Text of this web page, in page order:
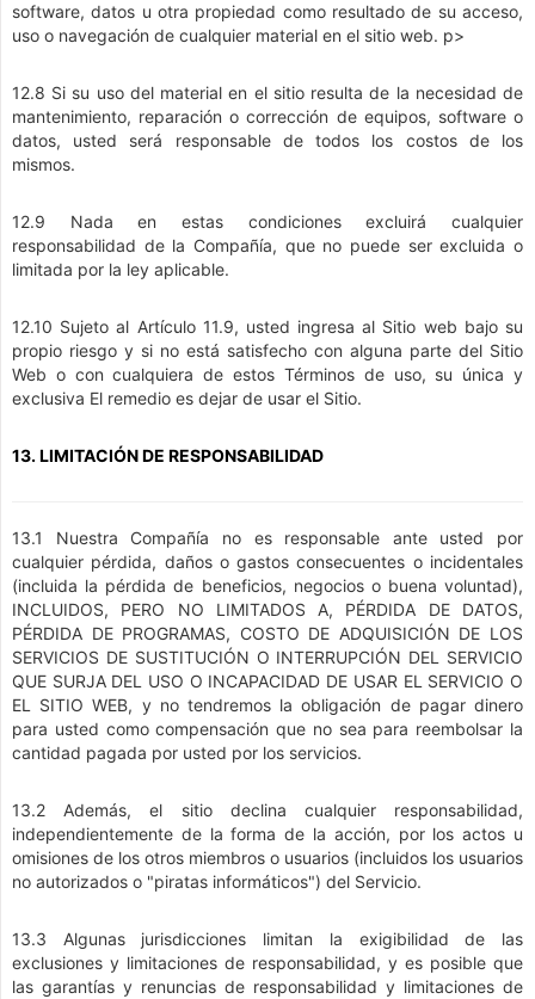
software, datos u otra propiedad como resultado de su acceso,
uso o navegación de cualquier material en el sitio web. p>
12.8 Si su uso del material en el sitio resulta de la necesidad de
mantenimiento, reparación o corrección de equipos, software o
datos, usted será responsable de todos los costos de los
mismos.
12.9 Nada en estas condiciones excluirá cualquier
responsabilidad de la Compañía, que no puede ser excluida o
limitada por la ley aplicable.
12.10 Sujeto al Artículo 11.9, usted ingresa al Sitio web bajo su
propio riesgo y si no está satisfecho con alguna parte del Sitio
Web o con cualquiera de estos Términos de uso, su única y
exclusiva El remedio es dejar de usar el Sitio.
13. LIMITACIÓN DE RESPONSABILIDAD
13.1 Nuestra Compañía no es responsable ante usted por
cualquier pérdida, daños o gastos consecuentes o incidentales
(incluida la pérdida de beneficios, negocios o buena voluntad),
INCLUIDOS, PERO NO LIMITADOS A, PÉRDIDA DE DATOS,
PÉRDIDA DE PROGRAMAS, COSTO DE ADQUISICIÓN DE LOS
SERVICIOS DE SUSTITUCIÓN O INTERRUPCIÓN DEL SERVICIO
QUE SURJA DEL USO O INCAPACIDAD DE USAR EL SERVICIO O
EL SITIO WEB, y no tendremos la obligación de pagar dinero
para usted como compensación que no sea para reembolsar la
cantidad pagada por usted por los servicios.
13.2 Además, el sitio declina cualquier responsabilidad,
independientemente de la forma de la acción, por los actos u
omisiones de los otros miembros o usuarios (incluidos los usuarios
no autorizados o "piratas informáticos") del Servicio.
13.3 Algunas jurisdicciones limitan la exigibilidad de las
exclusiones y limitaciones de responsabilidad, y es posible que
las garantías y renuncias de responsabilidad y limitaciones de